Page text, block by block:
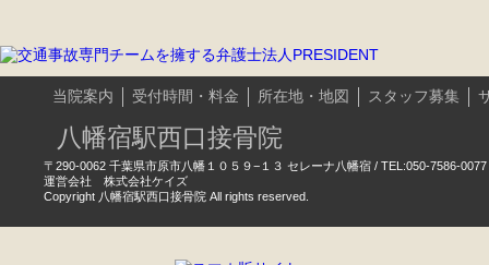
当院案内 受付時間・料金 所在地・地図 スタッフ募集
八幡宿駅西口接骨院
〒290-0062 千葉県市原市八幡１０５９−１３ セレーナ八幡宿 / TEL:050-7586-0077
運営会社 株式会社ケイズ
Copyright 八幡宿駅西口接骨院 All rights reserved.